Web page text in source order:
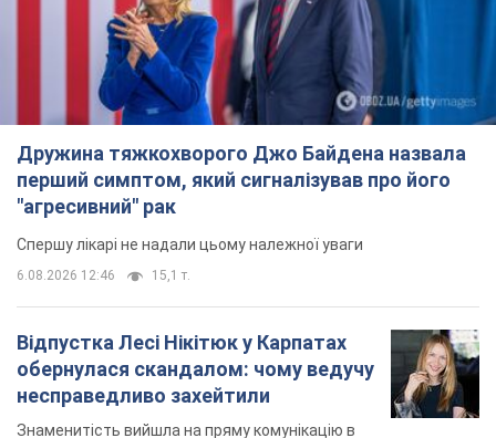
Спершу лікарі не надали цьому належної уваги
6.08.2026 12:46 15,1 т.
Відпустка Лесі Нікітюк у Карпатах
обернулася скандалом: чому ведучу
несправедливо захейтили
Знаменитість вийшла на пряму комунікацію в
українці не поспішають
погоджуватися на вакансії